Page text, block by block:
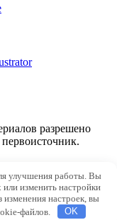
разрешено
улучшения работы. Вы
изменить настройки
изменения настроек, вы
файлов.
OK